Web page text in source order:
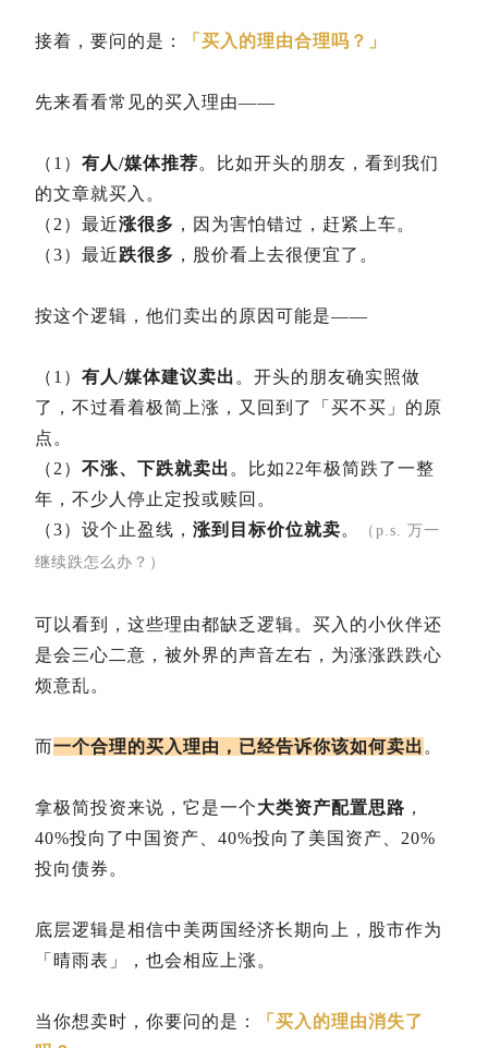
接着，要问的是： 「买入的理由合理吗？」
先来看看常见的买入理由——
（1） 有人/媒体推荐。比如开头的朋友，看到我们
的文章就买入。
（2）最近涨很多 ，因为害怕错过，赶紧上车。
（3）最近跌很多 ，股价看上去很便宜了。
按这个逻辑，他们卖出的原因可能是——
（1） 有人/媒体建议卖出 。开头的朋友确实照做
了，不过看着极简上涨，又回到了「买不买」的原
点。
（2） 不涨、下跌就卖出 。比如22年极简跌了一整
年，不少人停止定投或赎回。
（3）设个止盈线， 涨到目标价位就卖。
（p.s. 万一
继续跌怎么办？）
可以看到，这些理由都缺乏逻辑。买入的小伙伴还
是会三心二意，被外界的声音左右，为涨涨跌跌心
烦意乱。
而一个合理的买入理由，已经告诉你该如何卖出 。
拿极简投资来说，它是一个大类资产配置思路 ，
40%投向了中国资产、40%投向了美国资产、20%
投向债券。
底层逻辑是相信中美两国经济长期向上，股市作为
「晴雨表」，也会相应上涨。
当你想卖时，你要问的是：
「买入的理由消失了